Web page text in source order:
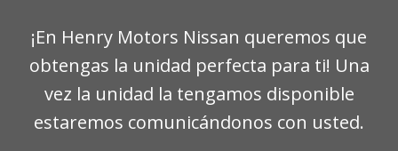
¡En Henry Motors Nissan queremos que
obtengas la unidad perfecta para ti! Una
vez la unidad la tengamos disponible
estaremos comunicándonos con usted.